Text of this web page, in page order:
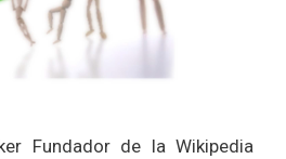
Fundador de la Wikipedia